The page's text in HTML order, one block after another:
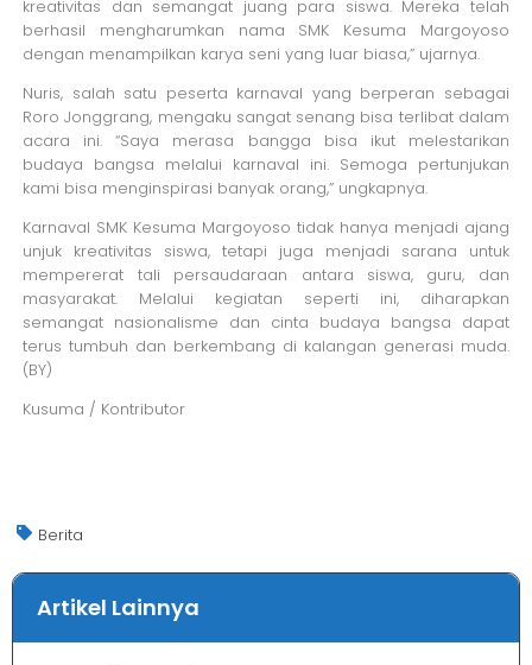
kreativitas dan semangat juang para siswa. Mereka telah
berhasil mengharumkan nama SMK Kesuma Margoyoso
dengan menampilkan karya seni yang luar biasa,” ujarnya.
Nuris, salah satu peserta karnaval yang berperan sebagai
Roro Jonggrang, mengaku sangat senang bisa terlibat dalam
acara ini. “Saya merasa bangga bisa ikut melestarikan
budaya bangsa melalui karnaval ini. Semoga pertunjukan
kami bisa menginspirasi banyak orang,” ungkapnya.
Karnaval SMK Kesuma Margoyoso tidak hanya menjadi ajang
unjuk kreativitas siswa, tetapi juga menjadi sarana untuk
mempererat tali persaudaraan antara siswa, guru, dan
masyarakat. Melalui kegiatan seperti ini, diharapkan
semangat nasionalisme dan cinta budaya bangsa dapat
terus tumbuh dan berkembang di kalangan generasi muda.
(BY)
Kusuma / Kontributor
Berita
Artikel Lainnya